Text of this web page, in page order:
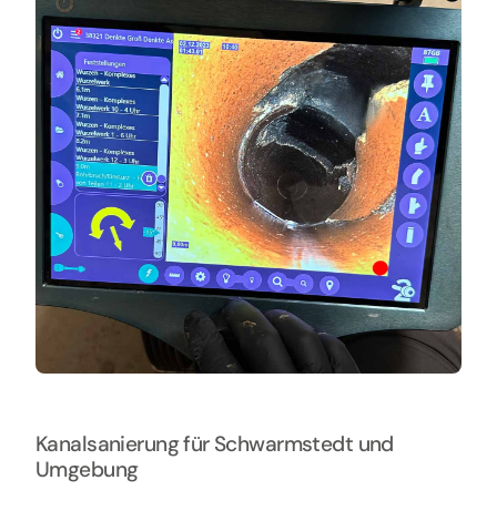
Kanalsanierung für Schwarmstedt und
Umgebung